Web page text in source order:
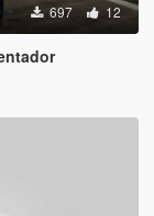
697 12